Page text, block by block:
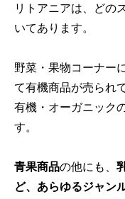
リトアニアは、どの
いてあります。
野菜・果物コーナー
て有機商品が売られ
有機・オーガニック
す。
青果商品の他にも、
ど、あらゆるジャン